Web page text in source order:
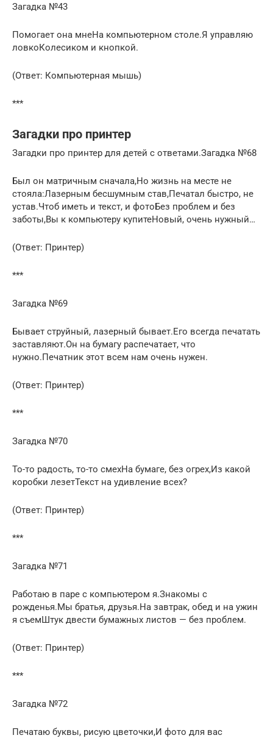
Загадка №43
Помогает она мнеНа компьютерном столе.Я управляю
ловкоКолесиком и кнопкой.
(Ответ: Компьютерная мышь)
***
Загадки про принтер
Загадки про принтер для детей с ответами.Загадка №68
Был он матричным сначала,Но жизнь на месте не
стояла:Лазерным бесшумным став,Печатал быстро, не
устав.Чтоб иметь и текст, и фотоБез проблем и без
заботы,Вы к компьютеру купитеНовый, очень нужный…
(Ответ: Принтер)
***
Загадка №69
Бывает струйный, лазерный бывает.Его всегда печатать
заставляют.Он на бумагу распечатает, что
нужно.Печатник этот всем нам очень нужен.
(Ответ: Принтер)
***
Загадка №70
То-то радость, то-то смехНа бумаге, без огрех,Из какой
коробки лезетТекст на удивление всех?
(Ответ: Принтер)
***
Загадка №71
Работаю в паре с компьютером я.Знакомы с
рожденья.Мы братья, друзья.На завтрак, обед и на ужин
я съемШтук двести бумажных листов — без проблем.
(Ответ: Принтер)
***
Загадка №72
Печатаю буквы, рисую цветочки,И фото для вас